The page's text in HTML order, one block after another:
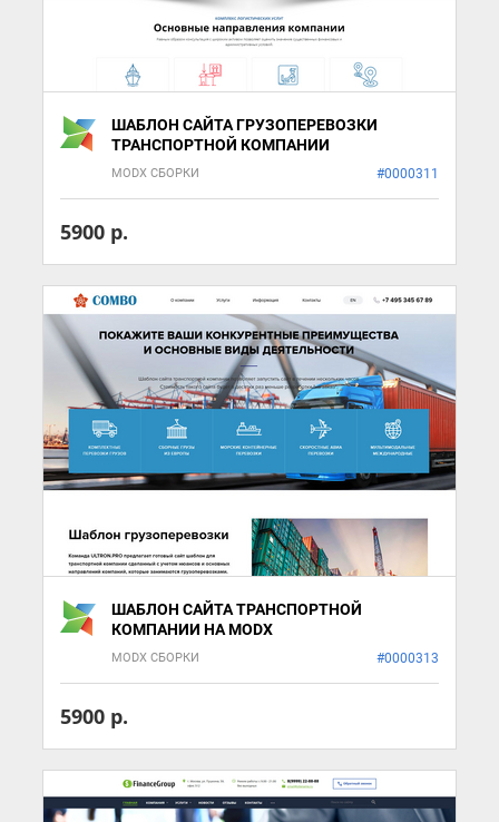
ШАБЛОН САЙТА ГРУЗОПЕРЕВОЗКИ
ТРАНСПОРТНОЙ КОМПАНИИ
MODX СБОРКИ #0000311
5900 р.
ШАБЛОН САЙТА ТРАНСПОРТНОЙ
КОМПАНИИ НА MODX
MODX СБОРКИ #0000313
5900 р.